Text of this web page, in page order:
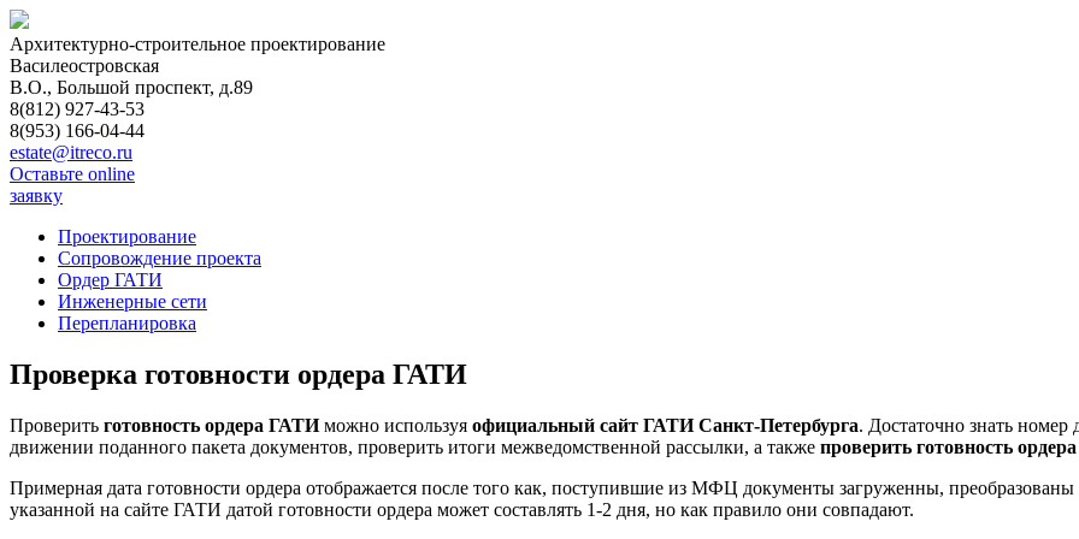
Архитектурно-строительное проектирование
Василеостровская
В.О., Большой проспект, д.89
8(812) 927-43-53
8(953) 166-04-44
estate@itreco.ru
Оставьте online
заявку
Проектирование
Сопровождение проекта
Ордер ГАТИ
Инженерные сети
Перепланировка
Проверка готовности ордера ГАТИ
Проверить готовность ордера ГАТИможно используя официальный сайт ГАТИ Санкт-Петербурга. Достаточно знать номер
движении поданного пакета документов, проверить итоги межведомственной рассылки, а также проверить готовность
Примерная дата готовности ордера отображается после того как, поступившие из МФЦ документы загруженны,
указанной на сайте ГАТИ датой готовности ордера может составлять 1-2 дня, но как правило они совпадают.